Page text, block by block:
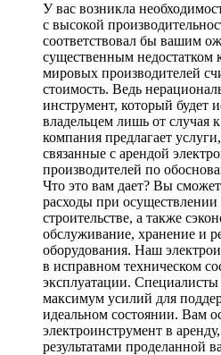
У вас возникла
с высокой
соответствовал бы вашим
существенным недостатком
мировых производителей
стоимость. Ведь
инструмент, который будет
владельцем лишь от случая
компания предлагает
связанные с арендой
производителей по
Что это вам дает? Вы
расходы при
строительстве, а также
обслуживание, хранение и
оборудования. Наш
в исправном техническом
эксплуатации.
максимум усилий для
идеальном состоянии. Вам
электроинструмент в
результатами проделанной